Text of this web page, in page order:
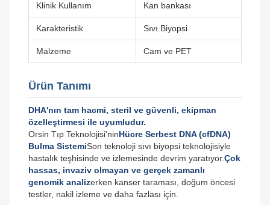
Klinik Kullanım Kan bankası
Karakteristik Sıvı Biyopsi
Malzeme Cam ve PET
Ürün Tanımı
DHA'nın tam hacmi, steril ve güvenli, ekipman
özelleştirmesi ile uyumludur.
Orsin Tıp Teknolojisi'ninHücre Serbest DNA (cfDNA)
Bulma SistemiSon teknoloji sıvı biyopsi teknolojisiyle
hastalık teşhisinde ve izlemesinde devrim yaratıyor.Çok
hassas, invaziv olmayan ve gerçek zamanlı
genomik analizerken kanser taraması, doğum öncesi
testler, nakil izleme ve daha fazlası için.